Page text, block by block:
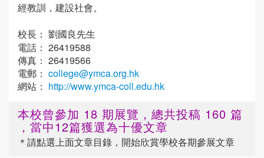
經教訓，建設社會。
校長： 劉國良先生
電話： 26419588
傳真： 26419566
電郵： college@ymca.org.hk
網站： http://www.ymca-coll.edu.hk
本校曾參加 18 期展覽，總共投稿 160 篇
，當中12篇獲選為十優文章
＊請點選上面文章目錄，開始欣賞學校各期參展文章